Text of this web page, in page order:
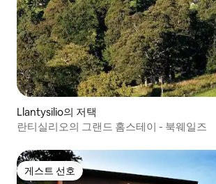
Llantysilio의 저택
란티실리오의 그랜드 홈스테이 - 북웨일즈
게스트 선호
게스트 선호